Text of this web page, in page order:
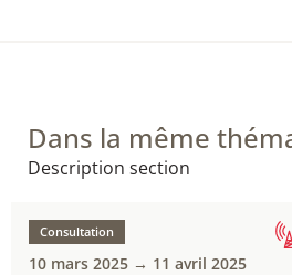
Dans la même
Description section
Consultation
10 mars 2025 → 11 avril 2025